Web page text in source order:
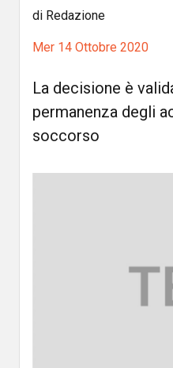
di Redazione
Mer 14 Ottobre 2020
La decisione è
permanenza degli
soccorso